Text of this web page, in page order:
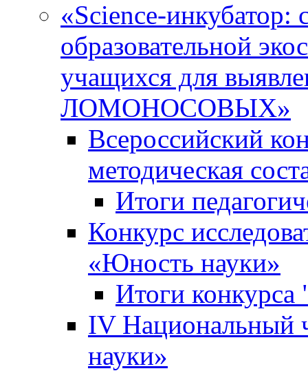
«Science-инкубатор:
образовательной
учащихся для
ЛОМОНОСОВЫХ»
Всероссийский
методическая
Итоги
Конкурс
«Юность науки»
Итоги
IV
науки»